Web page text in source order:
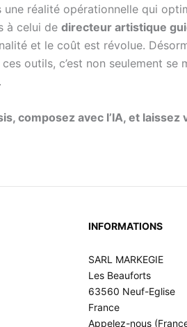
réalité opérationnelle qui
à celui de directeur artistique
et le coût est révolue.
outils, c’est non seulement
composez avec l’IA, et
INFORMATIONS
SARL MARKEGIE
Les Beauforts
63560 Neuf-Eglise
France
Appelez-nous